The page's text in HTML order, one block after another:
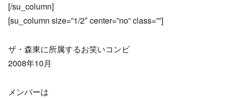
[/su_column]
[su_column size=”1/2″ center=”no” class=””]
ザ・森東に所属するお笑いコンビ
2008年10月
メンバーは